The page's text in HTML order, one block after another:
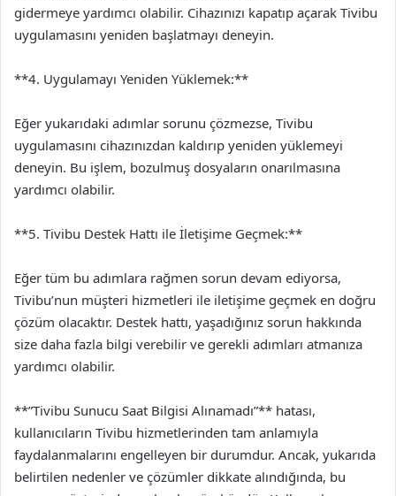
gidermeye yardımcı olabilir. Cihazınızı kapatıp açarak Tivibu
uygulamasını yeniden başlatmayı deneyin.
**4. Uygulamayı Yeniden Yüklemek:**
Eğer yukarıdaki adımlar sorunu çözmezse, Tivibu
uygulamasını cihazınızdan kaldırıp yeniden yüklemeyi
deneyin. Bu işlem, bozulmuş dosyaların onarılmasına
yardımcı olabilir.
**5. Tivibu Destek Hattı ile İletişime Geçmek:**
Eğer tüm bu adımlara rağmen sorun devam ediyorsa,
Tivibu’nun müşteri hizmetleri ile iletişime geçmek en doğru
çözüm olacaktır. Destek hattı, yaşadığınız sorun hakkında
size daha fazla bilgi verebilir ve gerekli adımları atmanıza
yardımcı olabilir.
**”Tivibu Sunucu Saat Bilgisi Alınamadı”** hatası,
kullanıcıların Tivibu hizmetlerinden tam anlamıyla
faydalanmalarını engelleyen bir durumdur. Ancak, yukarıda
belirtilen nedenler ve çözümler dikkate alındığında, bu